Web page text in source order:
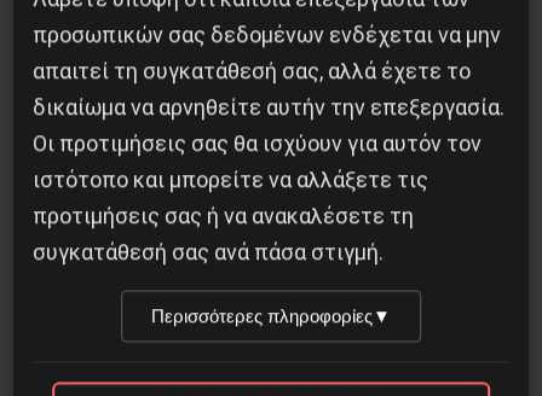
Γελοιογραφία: 1821
2 Ιανουαρίου 2021
προσωπικών σας δεδομένων ενδέχεται να μην
απαιτεί τη συγκατάθεσή σας, αλλά έχετε το
δικαίωμα να αρνηθείτε αυτήν την επεξεργασία.
Οι προτιμήσεις σας θα ισχύουν για αυτόν τον
ιστότοπο και μπορείτε να αλλάξετε τις
προτιμήσεις σας ή να ανακαλέσετε τη
συγκατάθεσή σας ανά πάσα στιγμή.
Περισσότερες πληροφορίες▼